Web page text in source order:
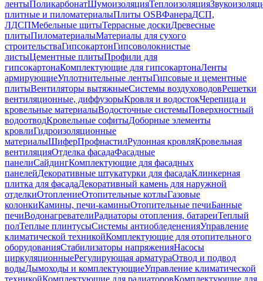
лентыПоликарбонатШумоизоляцияТеплоизоляция
плитные и пиломатериалыПлиты OSBФанераДСП,
ЛДСПМебельные щитыТеррасные доскиДревесные
плитыПиломатериалыМатериалы для сухого
строительстваГипсокартонГипсоволокнистые
листыЦементные плитыПрофили для
гипсокартонаКомплектующие для гипсокартонаЛенты
армирующиеУплотнительные лентыГипсовые и цементные
плитыВентиляторы вытяжныеСистемы воздуховодовРешетки
вентиляционные, диффузорыКровля и водостокЧерепица и
кровельные материалыВодосточные системыПоверхностный
водоотводКровельные софитыДоборные элементы
кровлиГидроизоляционные
материалыШиферПрофнастилРулонная кровляКровельная
вентиляцияОтделка фасадаФасадные
панелиСайдингКомплектующие для фасадных
панелейДекоративные штукатурки для фасадаКлинкерная
плитка для фасадаДекоративный камень для наружной
отделкиОтоплениеОтопительные котлыГазовые
колонкиКамины, печи-каминыОтопительные печиБанные
печиВодонагревателиРадиаторы отопления, батареиТеплый
полТеплые плинтусыСистемы антиобледененияУправление
климатической техникойКомплектующие для отопительного
оборудованияСтабилизаторы напряженияНасосы
циркуляционныеРегулирующая арматураОтвод и подвод
водыДымоходы и комплектующиеУправление климатической
техникойКомплектующие для радиаторовКомплектующие для